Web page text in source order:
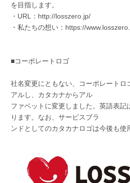
を目指します。
・URL： http://losszero.jp/
・私たちの想い： https://
■コーポレートロゴ
社名変更にともない、コーポレートロ
アルし、カタカナからアル
ファベットに変更しました。英語表
ります。なお、サービスブラ
ンドとしてのカタカナロゴは今後も使